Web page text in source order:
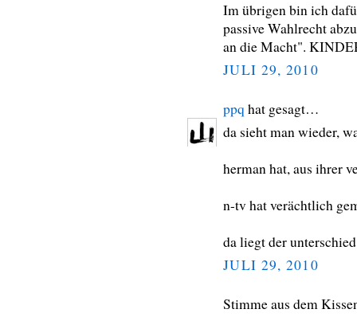
Im übrigen bin ich
passive Wahlrecht
an die Macht".
JULI 29, 2010
ppq hat gesagt…
da sieht man wieder,
herman hat, aus ihrer
n-tv hat verächtlich
da liegt der
JULI 29, 2010
Stimme aus dem